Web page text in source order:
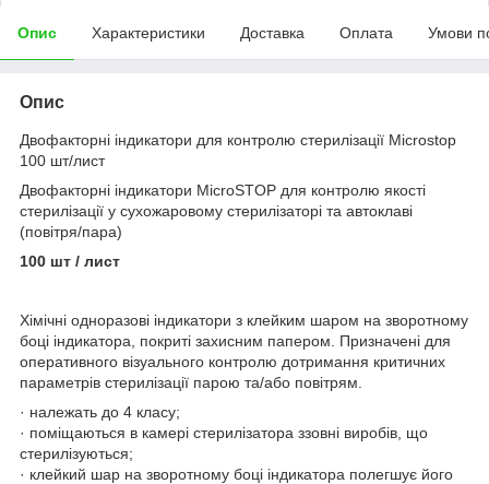
Опис Характеристики Доставка Оплата Умови
Опис
Двофакторні індикатори для контролю стерилізації Microstop
100 шт/лист
Двофакторні індикатори MicroSTOP для контролю якості
стерилізації у сухожаровому стерилізаторі та автоклаві
(повітря/пара)
100 шт / лист
Хімічні одноразові індикатори з клейким шаром на зворотному
боці індикатора, покриті захисним папером. Призначені для
оперативного візуального контролю дотримання критичних
параметрів стерилізації парою та/або повітрям.
· належать до 4 класу;
· поміщаються в камері стерилізатора ззовні виробів, що
стерилізуються;
· клейкий шар на зворотному боці індикатора полегшує його